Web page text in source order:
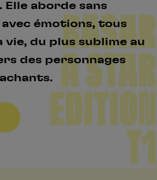
Elle aborde sans
émotions, tous
vie, du plus sublime au
des personnages
BASAR
A STAR
EDITION
T1